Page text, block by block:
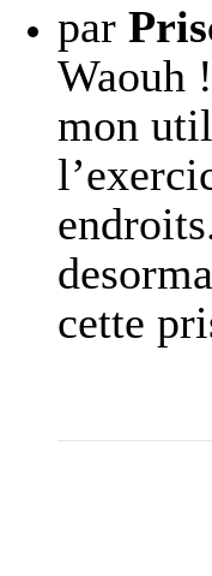
par
Waouh
mon
cette